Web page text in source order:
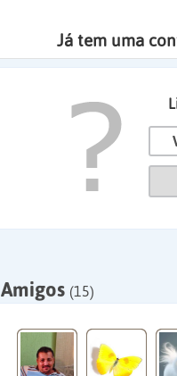
Já tem uma
Amigos (15)